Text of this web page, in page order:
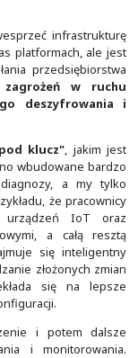
można
wykorzystują
i
wedle
automatyzacji
tutaj
NSO
z poziomu
jest to już